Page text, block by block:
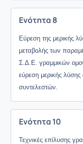
Ενότητα 8
Εύρεση της μερικής
μεταβολής των
Σ.Δ.Ε. γραμμικών
εύρεση μερικής
συντελεστών.
Ενότητα 10
Τεχνικές επίλυσης